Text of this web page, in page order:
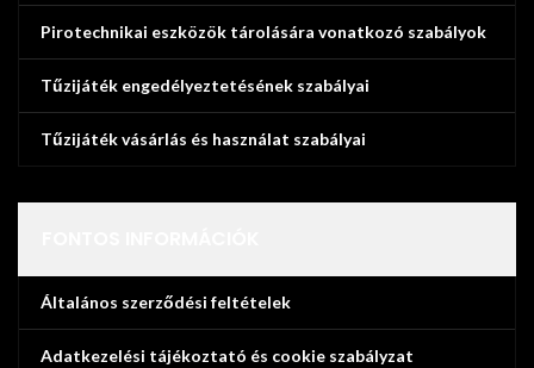
Pirotechnikai eszközök tárolására vonatkozó szabályok
Tűzijáték engedélyeztetésének szabályai
Tűzijáték vásárlás és használat szabályai
Általános szerződési feltételek
Adatkezelési tájékoztató és cookie szabályzat